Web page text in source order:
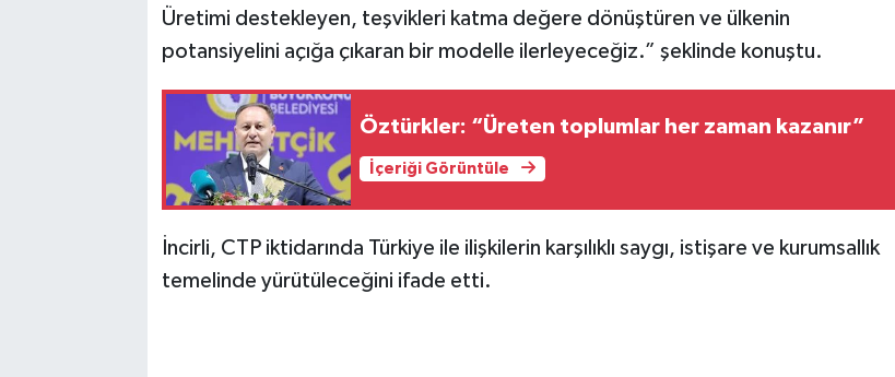
Üretimi destekleyen, teşvikleri katma değere dönüştüren ve ülkenin
potansiyelini açığa çıkaran bir modelle ilerleyeceğiz.” şeklinde konuştu.
Öztürkler: “Üreten toplumlar her zaman kazanır”
İçeriği Görüntüle
İncirli, CTP iktidarında Türkiye ile ilişkilerin karşılıklı saygı, istişare ve kurumsallık
temelinde yürütüleceğini ifade etti.